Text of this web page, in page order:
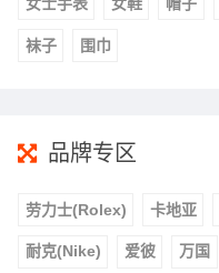
袜子 围巾
品牌专区
劳力士(Rolex) 卡地亚
耐克(Nike) 爱彼 万国